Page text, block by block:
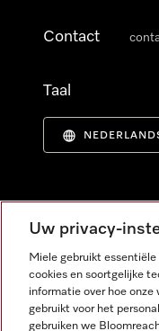
Contact
Taal
Uw privacy-
Miele gebruikt
cookies en soortgelijke
informatie over hoe
gebruikt voor het
gebruiken we